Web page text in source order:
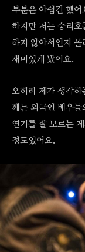
부분은 아쉽긴 했어
하지만 저는 승리
하지 않아서인지
재미있게 봤어요.
오히려 제가 생각
깨는 외국인 배우
연기를 잘 모르는
정도였어요.